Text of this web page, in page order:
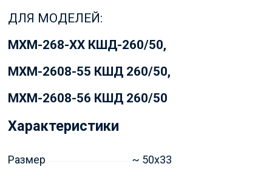
ДЛЯ МОДЕЛЕЙ:
МХМ-268-ХХ КШД-260/50,
МХМ-2608-55 КШД 260/50,
МХМ-2608-56 КШД 260/50
Характеристики
Размер ~ 50x33